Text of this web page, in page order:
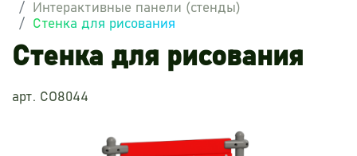
Интерактивные панели (стенды)
Стенка для рисования
Стенка для рисования
арт. СО8044